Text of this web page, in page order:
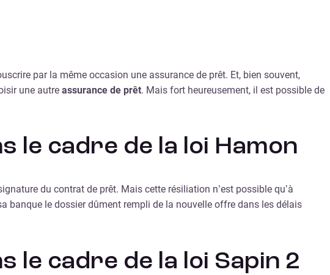
par la même occasion une assurance de prêt. Et, bien souvent,
une autre assurance de prêt. Mais fort heureusement, il est possible de
le cadre de la loi Hamon
du contrat de prêt. Mais cette résiliation n’est possible qu’à
banque le dossier dûment rempli de la nouvelle offre dans les délais
le cadre de la loi Sapin 2